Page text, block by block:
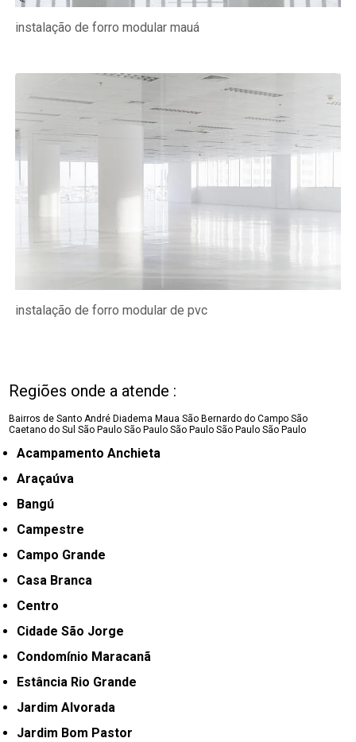
instalação de forro modular mauá
instalação de forro modular de pvc
Regiões onde a atende :
Bairros de Santo André Diadema Maua São Bernardo do Campo São
Caetano do SulSão Paulo São Paulo São Paulo São Paulo São Paulo
Acampamento Anchieta
Araçaúva
Bangú
Campestre
Campo Grande
Casa Branca
Centro
Cidade São Jorge
Condomínio Maracanã
Estância Rio Grande
Jardim Alvorada
Jardim Bom Pastor